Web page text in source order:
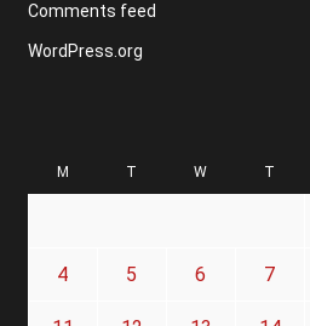
Comments feed
WordPress.org
M T W T
4 5 6 7